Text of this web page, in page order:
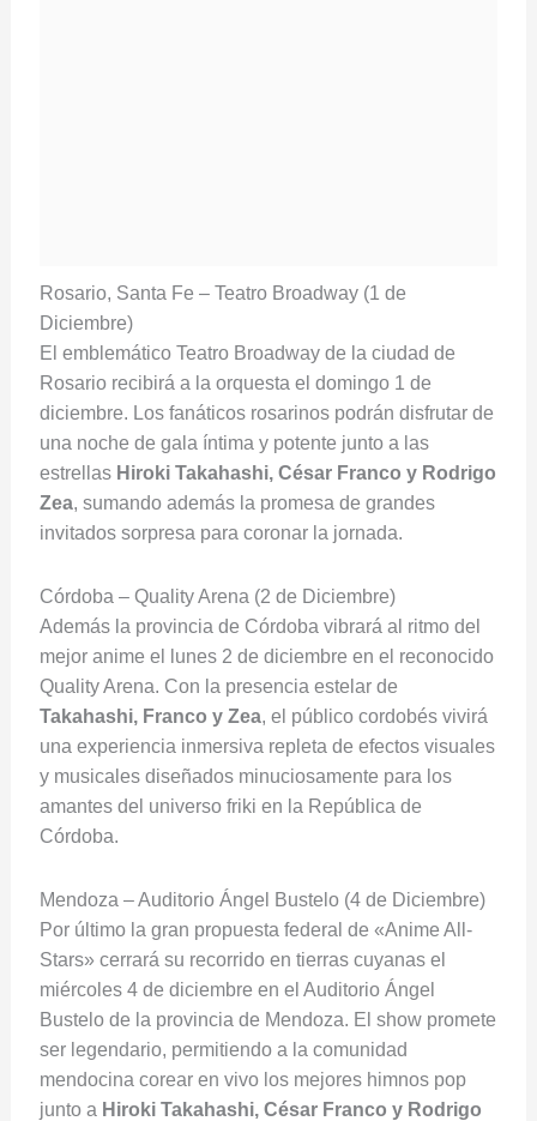
Rosario, Santa Fe – Teatro Broadway (1 de
Diciembre)
El emblemático Teatro Broadway de la ciudad de
Rosario recibirá a la orquesta el domingo 1 de
diciembre. Los fanáticos rosarinos podrán disfrutar de
una noche de gala íntima y potente junto a las
estrellas Hiroki Takahashi, César Franco y Rodrigo
Zea, sumando además la promesa de grandes
invitados sorpresa para coronar la jornada.
Córdoba – Quality Arena (2 de Diciembre)
Además la provincia de Córdoba vibrará al ritmo del
mejor anime el lunes 2 de diciembre en el reconocido
Quality Arena. Con la presencia estelar de
Takahashi, Franco y Zea, el público cordobés vivirá
una experiencia inmersiva repleta de efectos visuales
y musicales diseñados minuciosamente para los
amantes del universo friki en la República de
Córdoba.
Mendoza – Auditorio Ángel Bustelo (4 de Diciembre)
Por último la gran propuesta federal de «Anime All-
Stars» cerrará su recorrido en tierras cuyanas el
miércoles 4 de diciembre en el Auditorio Ángel
Bustelo de la provincia de Mendoza. El show promete
ser legendario, permitiendo a la comunidad
mendocina corear en vivo los mejores himnos pop
junto a Hiroki Takahashi, César Franco y Rodrigo